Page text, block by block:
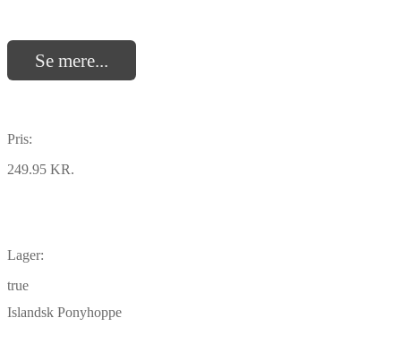
Se mere...
Pris:
249.95 KR.
Lager:
true
Islandsk Ponyhoppe